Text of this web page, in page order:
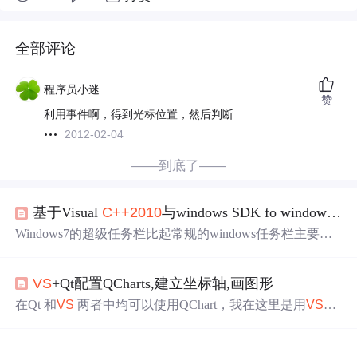
全部评论
程序员小迷
利用事件啊，得到光标位置，然后判断
2012-02-04
赞
——到底了——
基于Visual C++2010与windows SDK fo windows7开发Windows 7超级任务栏应用程序
Windows7的超级任务栏比起常规的windows任务栏主要做
了实时运行的概念，任务栏中开始变得像桌面，你可以把
常用程序的图标放到任务栏上，当你需要使用这个程序的
VS+Qt配置QCharts,建立坐标轴,画图形
在Qt 和VS 两者中均可以使用QChart，我在这里是用VS上